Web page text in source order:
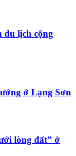
du lịch cộng
ở Lạng Sơn
lòng đất” ở